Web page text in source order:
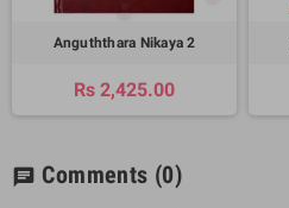
Anguththara Nikaya 2
Rs 2,425.00
chat Comments (0)